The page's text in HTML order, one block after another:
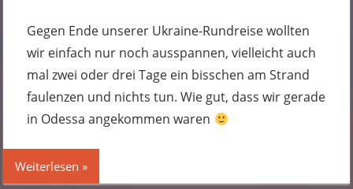
Gegen Ende unserer Ukraine-Rundreise wollten
wir einfach nur noch ausspannen, vielleicht auch
mal zwei oder drei Tage ein bisschen am Strand
faulenzen und nichts tun. Wie gut, dass wir gerade
in Odessa angekommen waren
Weiterlesen